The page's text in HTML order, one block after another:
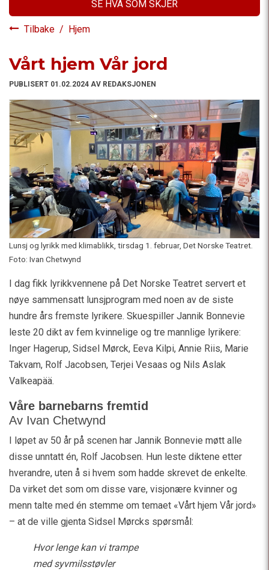
SE HVA SOM SKJER
Tilbake / Hjem
Vårt hjem Vår jord
PUBLISERT 01.02.2024 AV REDAKSJONEN
Lunsj og lyrikk med klimablikk, tirsdag 1. februar, Det Norske Teatret.
Foto: Ivan Chetwynd
I dag fikk lyrikkvennene på Det Norske Teatret servert et
nøye sammensatt lunsjprogram med noen av de siste
hundre års fremste lyrikere. Skuespiller Jannik Bonnevie
leste 20 dikt av fem kvinnelige og tre mannlige lyrikere:
Inger Hagerup, Sidsel Mørck, Eeva Kilpi, Annie Riis, Marie
Takvam, Rolf Jacobsen, Terjei Vesaas og Nils Aslak
Valkeapää.
Våre barnebarns fremtid
Av Ivan Chetwynd
I løpet av 50 år på scenen har Jannik Bonnevie møtt alle
disse unntatt én, Rolf Jacobsen. Hun leste diktene etter
hverandre, uten å si hvem som hadde skrevet de enkelte.
Da virket det som om disse vare, visjonære kvinner og
menn talte med én stemme om temaet «Vårt hjem Vår jord»
– at de ville gjenta Sidsel Mørcks spørsmål:
Hvor lenge kan vi trampe
med syvmilsstøvler